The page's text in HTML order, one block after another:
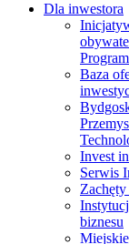
Dla inwestora
Baza
Invest
Serwis
biznesu